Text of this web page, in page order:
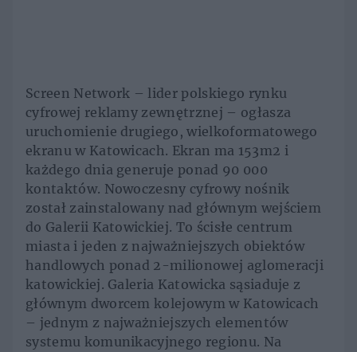
Screen Network – lider polskiego rynku
cyfrowej reklamy zewnętrznej – ogłasza
uruchomienie drugiego, wielkoformatowego
ekranu w Katowicach. Ekran ma 153m2 i
każdego dnia generuje ponad 90 000
kontaktów. Nowoczesny cyfrowy nośnik
został zainstalowany nad głównym wejściem
do Galerii Katowickiej. To ścisłe centrum
miasta i jeden z najważniejszych obiektów
handlowych ponad 2-milionowej aglomeracji
katowickiej. Galeria Katowicka sąsiaduje z
głównym dworcem kolejowym w Katowicach
– jednym z najważniejszych elementów
systemu komunikacyjnego regionu. Na